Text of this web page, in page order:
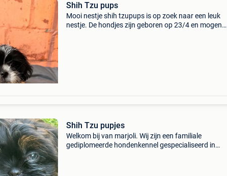
Shih Tzu pups
Mooi nestje shih tzupups is op zoek naar een leuk
nestje. De hondjes zijn geboren op 23/4 en mogen
Shih Tzu pupjes
Welkom bij van marjoli. Wij zijn een familiale
gediplomeerde hondenkennel gespecialiseerd in